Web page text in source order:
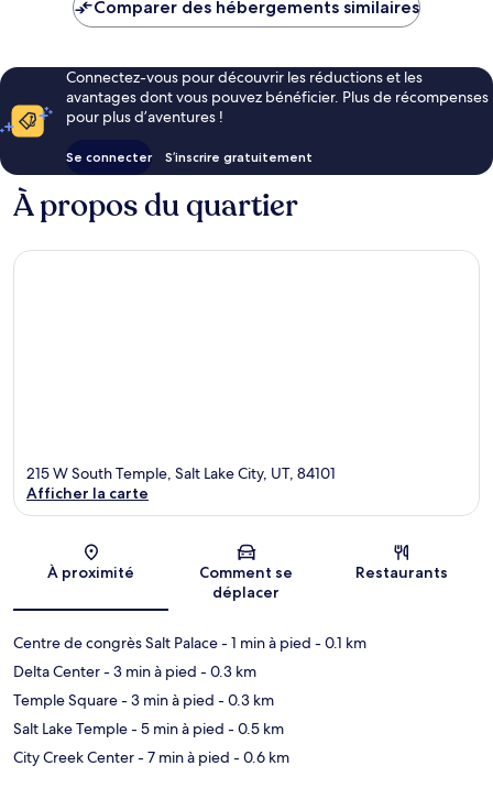
Comparer des hébergements similaires
Connectez-vous pour découvrir les réductions et les
avantages dont vous pouvez bénéficier. Plus de récompenses
pour plus d’aventures !
Se connecter S’inscrire gratuitement
À propos du quartier
Carte
215 W South Temple, Salt Lake City, UT, 84101
Afficher la carte
À proximité
Comment se
déplacer
Restaurants
Centre de congrès Salt Palace- 1 min à pied - 0.1 km
Delta Center- 3 min à pied - 0.3 km
Temple Square- 3 min à pied - 0.3 km
Salt Lake Temple- 5 min à pied - 0.5 km
City Creek Center- 7 min à pied - 0.6 km